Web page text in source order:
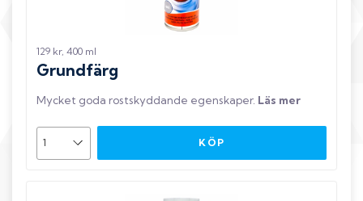
129 kr, 400 ml
Grundfärg
Mycket goda rostskyddande egenskaper. Läs mer
KÖP